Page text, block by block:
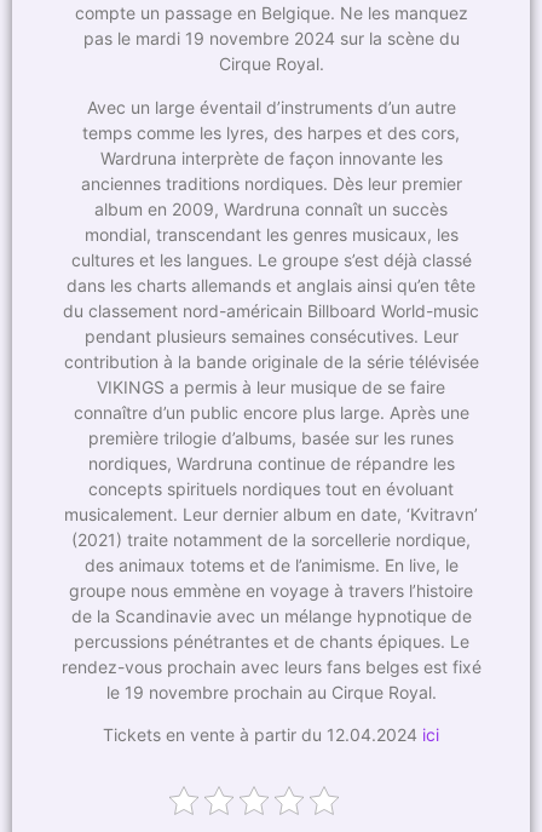
compte un passage en Belgique. Ne les manquez
pas le mardi 19 novembre 2024 sur la scène du
Cirque Royal.
Avec un large éventail d’instruments d’un autre
temps comme les lyres, des harpes et des cors,
Wardruna interprète de façon innovante les
anciennes traditions nordiques. Dès leur premier
album en 2009, Wardruna connaît un succès
mondial, transcendant les genres musicaux, les
cultures et les langues. Le groupe s’est déjà classé
dans les charts allemands et anglais ainsi qu’en tête
du classement nord-américain Billboard World-music
pendant plusieurs semaines consécutives. Leur
contribution à la bande originale de la série télévisée
VIKINGS a permis à leur musique de se faire
connaître d’un public encore plus large. Après une
première trilogie d’albums, basée sur les runes
nordiques, Wardruna continue de répandre les
concepts spirituels nordiques tout en évoluant
musicalement. Leur dernier album en date, ‘Kvitravn’
(2021) traite notamment de la sorcellerie nordique,
des animaux totems et de l’animisme. En live, le
groupe nous emmène en voyage à travers l’histoire
de la Scandinavie avec un mélange hypnotique de
percussions pénétrantes et de chants épiques. Le
rendez-vous prochain avec leurs fans belges est fixé
le 19 novembre prochain au Cirque Royal.
Tickets en vente à partir du 12.04.2024 ici